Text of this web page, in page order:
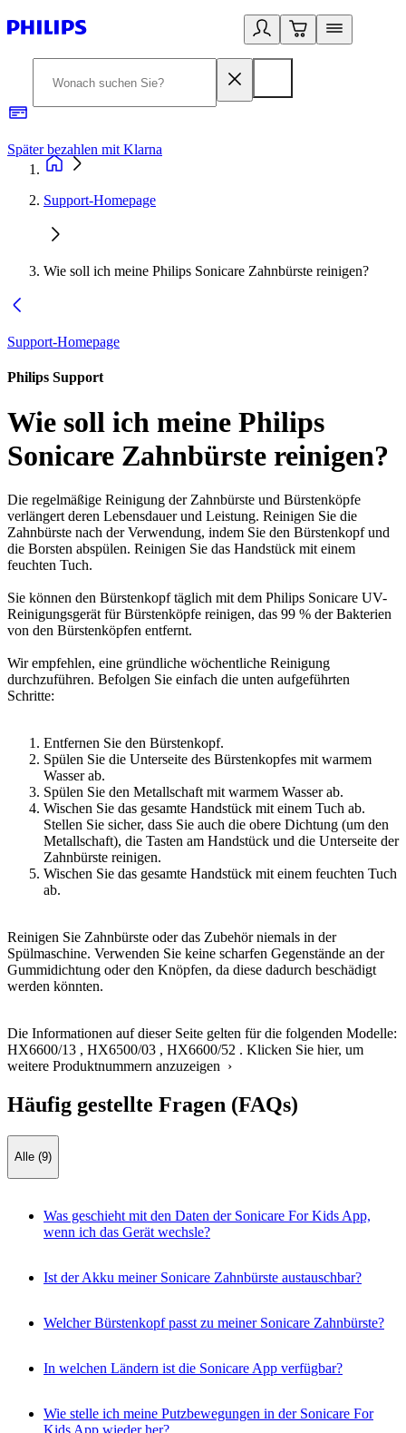
Später bezahlen mit Klarna
Support-Homepage
Wie soll ich meine Philips Sonicare Zahnbürste reinigen?
Support-Homepage
Philips Support
Wie soll ich meine Philips
Sonicare Zahnbürste reinigen?
Die regelmäßige Reinigung der Zahnbürste und Bürstenköpfe
verlängert deren Lebensdauer und Leistung. Reinigen Sie die
Zahnbürste nach der Verwendung, indem Sie den Bürstenkopf und
die Borsten abspülen. Reinigen Sie das Handstück mit einem
feuchten Tuch.
Sie können den Bürstenkopf täglich mit dem Philips Sonicare UV-
Reinigungsgerät für Bürstenköpfe reinigen, das 99 % der Bakterien
von den Bürstenköpfen entfernt.
Wir empfehlen, eine gründliche wöchentliche Reinigung
durchzuführen. Befolgen Sie einfach die unten aufgeführten
Schritte:
Entfernen Sie den Bürstenkopf.
Spülen Sie die Unterseite des Bürstenkopfes mit warmem
Wasser ab.
Spülen Sie den Metallschaft mit warmem Wasser ab.
Wischen Sie das gesamte Handstück mit einem Tuch ab.
Stellen Sie sicher, dass Sie auch die obere Dichtung (um den
Metallschaft), die Tasten am Handstück und die Unterseite der
Zahnbürste reinigen.
Wischen Sie das gesamte Handstück mit einem feuchten Tuch
ab.
Reinigen Sie Zahnbürste oder das Zubehör niemals in der
Spülmaschine. Verwenden Sie keine scharfen Gegenstände an der
Gummidichtung oder den Knöpfen, da diese dadurch beschädigt
werden könnten.
Die Informationen auf dieser Seite gelten für die folgenden Modelle:
HX6600/13 , HX6500/03 , HX6600/52 . Klicken Sie hier, um
weitere Produktnummern anzuzeigen ›
Häufig gestellte Fragen (FAQs)
Alle (9)
Was geschieht mit den Daten der Sonicare For Kids App,
wenn ich das Gerät wechsle?
Ist der Akku meiner Sonicare Zahnbürste austauschbar?
Welcher Bürstenkopf passt zu meiner Sonicare Zahnbürste?
In welchen Ländern ist die Sonicare App verfügbar?
Wie stelle ich meine Putzbewegungen in der Sonicare For
Kids App wieder her?